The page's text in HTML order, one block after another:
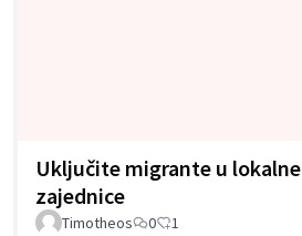
Uključite migrante u lokalne
zajednice
Timotheos 0 1